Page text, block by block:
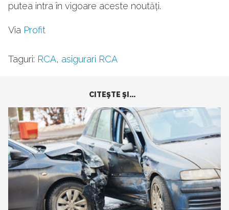
putea intra în vigoare aceste noutăți.
Via Profit
Taguri: RCA, asigurari RCA
CITEŞTE ŞI...